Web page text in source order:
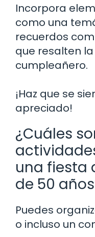
Incorpora
como una
recuerdos
que resalten
cumpleañero.
¡Haz que se
apreciado!
¿Cuáles
una fiesta
de 50
Puedes
o incluso un